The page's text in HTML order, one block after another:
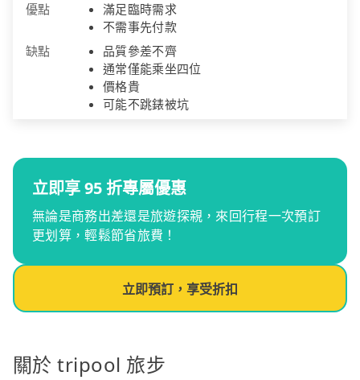
優點
滿足臨時需求
不需事先付款
缺點
品質參差不齊
通常僅能乘坐四位
價格貴
可能不跳錶被坑
立即享 95 折專屬優惠
無論是商務出差還是旅遊探親，來回行程一次預訂
更划算，輕鬆節省旅費！
立即預訂，享受折扣
關於 tripool 旅步